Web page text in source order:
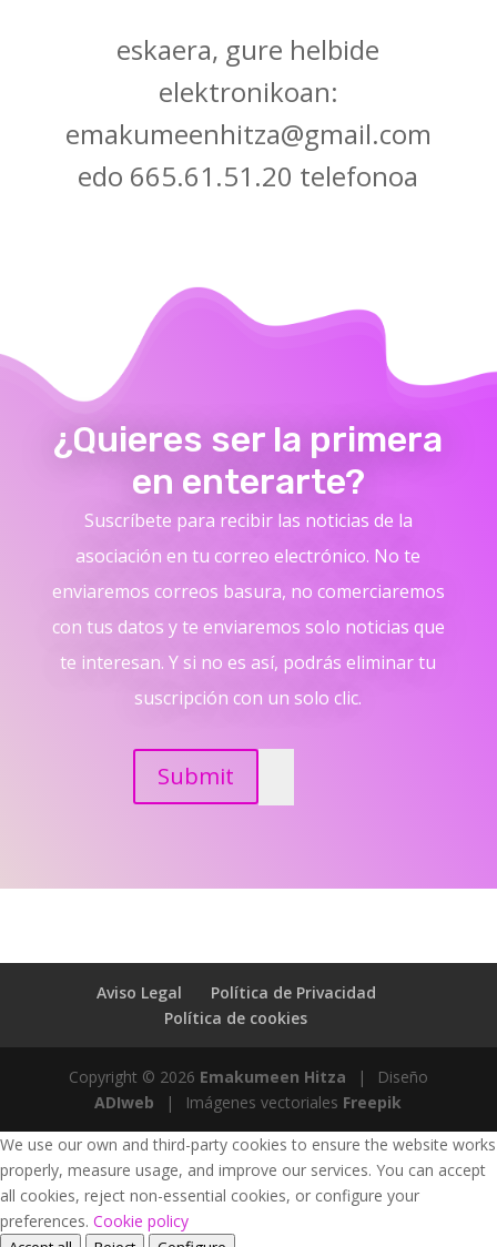
eskaera, gure helbide
elektronikoan:
emakumeenhitza@gmail.com
edo 665.61.51.20 telefonoa
¿Quieres ser la primera
en enterarte?
Suscríbete para recibir las noticias de la
asociación en tu correo electrónico. No te
enviaremos correos basura, no comerciaremos
con tus datos y te enviaremos solo noticias que
te interesan. Y si no es así, podrás eliminar tu
suscripción con un solo clic.
Submit
Aviso Legal
Política de Privacidad
Política de cookies
Copyright © 2026 Emakumeen Hitza |
Diseño
ADIweb
| Imágenes vectoriales Freepik
We use our own and third-party cookies to ensure the website works
properly, measure usage, and improve our services. You can accept
all cookies, reject non-essential cookies, or configure your
preferences. Cookie policy